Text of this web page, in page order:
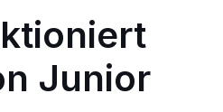
Junior